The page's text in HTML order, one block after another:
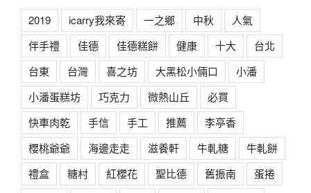
2019 icarry我來寄 一之鄉 中秋
人氣
伴手禮
佳德 佳德糕餅 健康 十大
台北
台東
台灣 喜之坊 大黑松小倆口
小潘
小潘蛋糕坊
巧克力 微熱山丘
必買
快車肉乾
手信 手工 推薦
李亭香
櫻桃爺爺
海邊走走 滋養軒 牛軋糖
牛軋餅
禮盒
糖村 紅櫻花 聖比德 舊振南
蛋捲